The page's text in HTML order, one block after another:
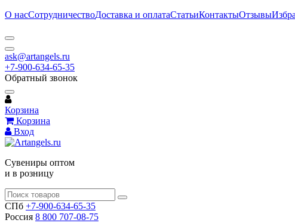
О насСотрудничествоДоставка и оплатаСтатьиКонтактыОтзывы
ask@artangels.ru
+7-900-634-65-35
Обратный звонок
Корзина
Корзина
Вход
Сувениры оптом
и в розницу
СПб +7-900-634-65-35
Россия 8 800 707-08-75